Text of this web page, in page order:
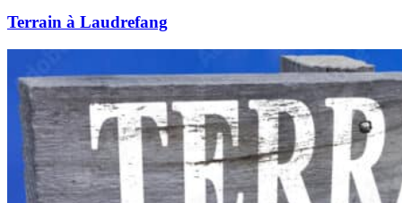
Terrain à Laudrefang